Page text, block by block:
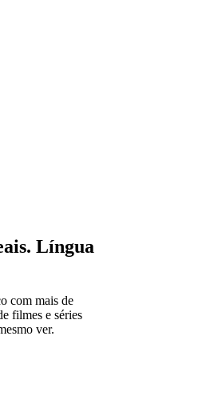
Língua
com mais de
filmes e séries
ver.